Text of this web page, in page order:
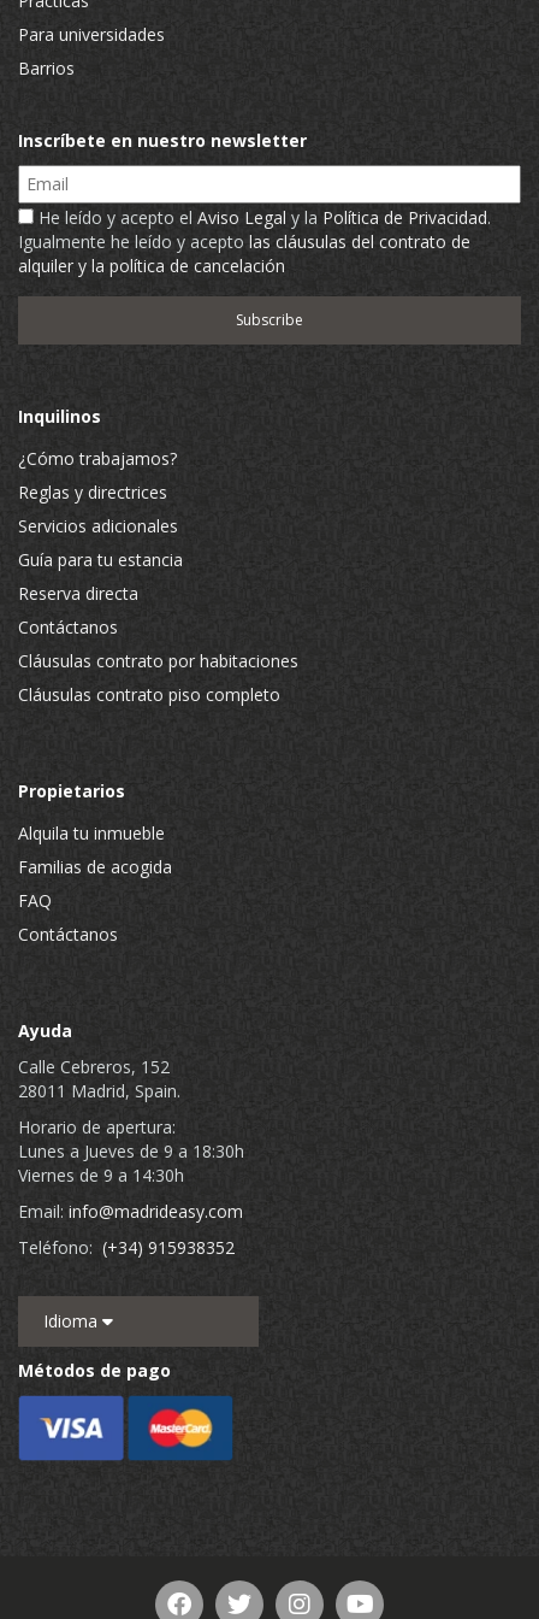
Para universidades
Barrios
Inscríbete en nuestro newsletter
Email
He leído y acepto el Aviso Legal y la Política de Privacidad.
Igualmente he leído y acepto las cláusulas del contrato de
alquiler y la política de cancelación
Inquilinos
¿Cómo trabajamos?
Reglas y directrices
Servicios adicionales
Guía para tu estancia
Reserva directa
Contáctanos
Cláusulas contrato por habitaciones
Cláusulas contrato piso completo
Propietarios
Alquila tu inmueble
Familias de acogida
FAQ
Contáctanos
Ayuda
Calle Cebreros, 152
28011 Madrid, Spain.
Horario de apertura:
Lunes a Jueves de 9 a 18:30h
Viernes de 9 a 14:30h
Email: info@madrideasy.com
Teléfono: (+34) 915938352
Idioma
Métodos de pago